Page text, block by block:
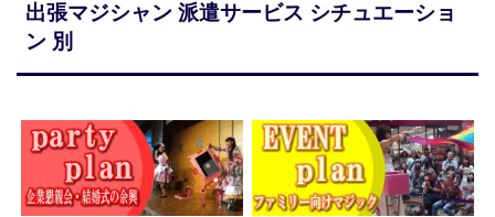
出張マジシャン 派遣サービス シチュエーショ
ン 別